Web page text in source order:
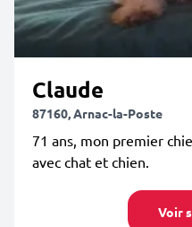
Claude
87160, Arnac-la-Poste
71 ans, mon premier
avec chat et chien.
Voir